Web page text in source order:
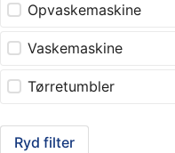
Opvaskemaskine
Vaskemaskine
Tørretumbler
Ryd filter